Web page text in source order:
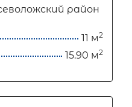
район
11 м2
15.90 м2